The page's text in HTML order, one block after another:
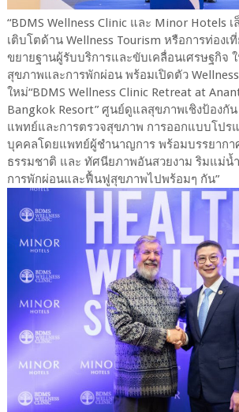
“BDMS Wellness Clinic และ Minor Hotels เ
เติบโตด้าน Wellness Tourism หรือการท่องเ
ขยายฐานผู้รับบริการและขับเคลื่อนเศรษฐกิจ ใ
สุขภาพและการพักผ่อน พร้อมเปิดตัว
ใหม่“BDMS Wellness Clinic Retreat at
Bangkok Resort” ศูนย์ดูแลสุขภาพเชิงป้องกั
แพทย์และการตรวจสุขภาพ การออกแบบโปร
บุคคลโดยแพทย์ผู้ชำนาญการ พร้อมบรรยากา
ธรรมชาติ และ ทัศนียภาพอันสวยงาม ริมแม่น้ำ
การพักผ่อนและฟื้นฟูสุขภาพไปพร้อมๆ กัน”